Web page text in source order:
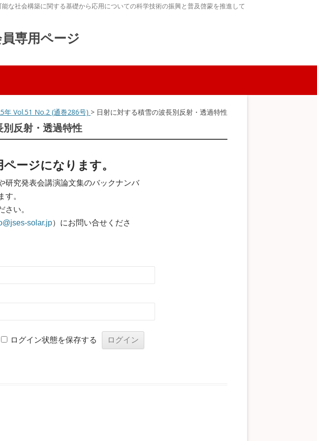
な社会構築に関する基礎から応用についての科学技術の振興と普及啓蒙を推進して
専用ページ
年 Vol.51 No.2 (通巻286号) > 日射に対する積雪の波長別反射・透過特性
反射・透過特性
ージになります。
研究発表会講演論文集のバックナンバ
す。
さい。
solar.jp）にお問い合せくださ
ログイン状態を保存する